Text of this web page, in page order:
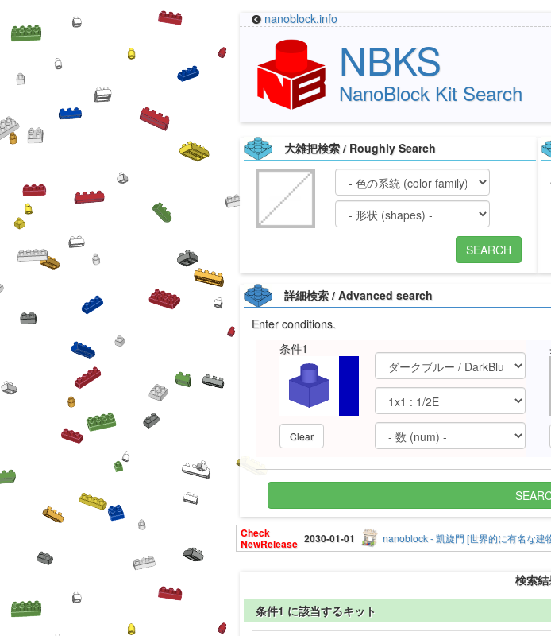
nanoblock.info
NBKS
NanoBlock Kit Search
大雑把検索 / Roughly Search
SEARCH
詳細検索 / Advanced search
Enter conditions.
条件1
Clear
Check
NewRelease 2030-01-01 nanoblock - 凱旋門 [世界的に有名な建
検索
条件1 に該当するキット